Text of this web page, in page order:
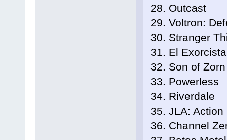
28. Outcast
29. Voltron:
30. Stranger
31. El Exorcista
32. Son of Zorn
33. Powerless
34. Riverdale
35. JLA: Action
36. Channel